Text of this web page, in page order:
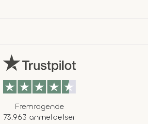
Fremragende
73.963 anmeldelser